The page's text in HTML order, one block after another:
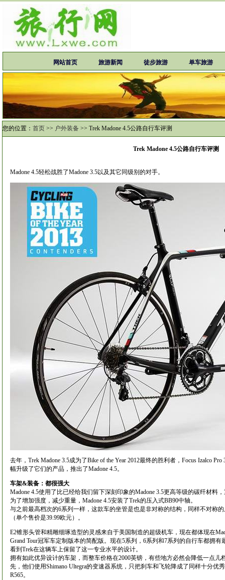
网站首页 旅游新闻 徒步旅游 单车旅游
您的位置： 首页 >> 户外装备 >> Trek Madone 4.5公路自行车评测
Trek Madone 4.5公路自行车评测
Madone 4.5轻松战胜了Madone 3.5以及其它同级别的对手。
去年，Trek Madone 3.5成为了Bike of the Year 2012最终的胜利者，Focus Izalco
幅升级了它们的产品，推出了Madone 4.5。
车架&装备：都很强大
Madone 4.5使用了比已经给我们留下深刻印象的Madone 3.5更高等级的碳纤材料
为了增加强度，减少重量，Madone 4.5安装了Trek的压入式BB90中轴。
与之前最高档次的6系列一样，这款车的坐管是也是非对称的结构，同样不对称
（单个售价是39.99欧元）。
E2锥形头管和精雕细琢造型的灵感来自于美国制造的超级机车，现在都体现在
Grand Tour冠军车定制版本的简配版。现在5系列，6系列和7系列的自行车都拥
看到Trek在这辆车上保留了这一专业水平的设计。
拥有如此优异设计的车架，而整车价格在2000英镑，有些地方必然会降低一点儿
先，他们使用Shimano Ultegra的变速器系统，只把刹车和飞轮降成了同样十分优
R565。